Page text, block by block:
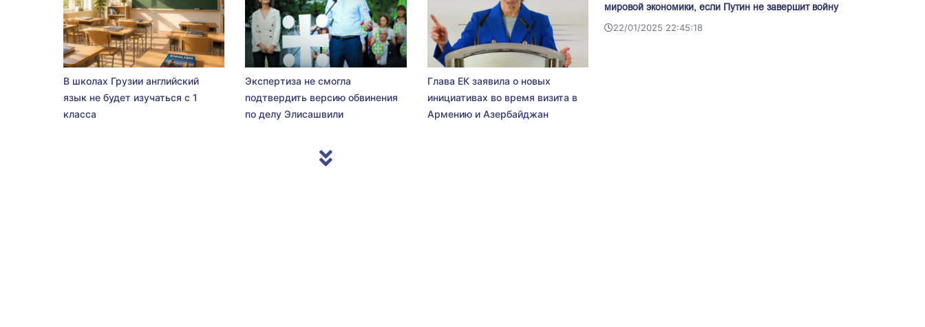
В школах Грузии английский
язык не будет изучаться с 1
класса
Экспертиза не смогла
подтвердить версию обвинения
по делу Элисашвили
Глава ЕК заявила о новых
инициативах во время визита в
Армению и Азербайджан
мировой экономики, если Путин не завершит войну
22/01/2025 22:45:18